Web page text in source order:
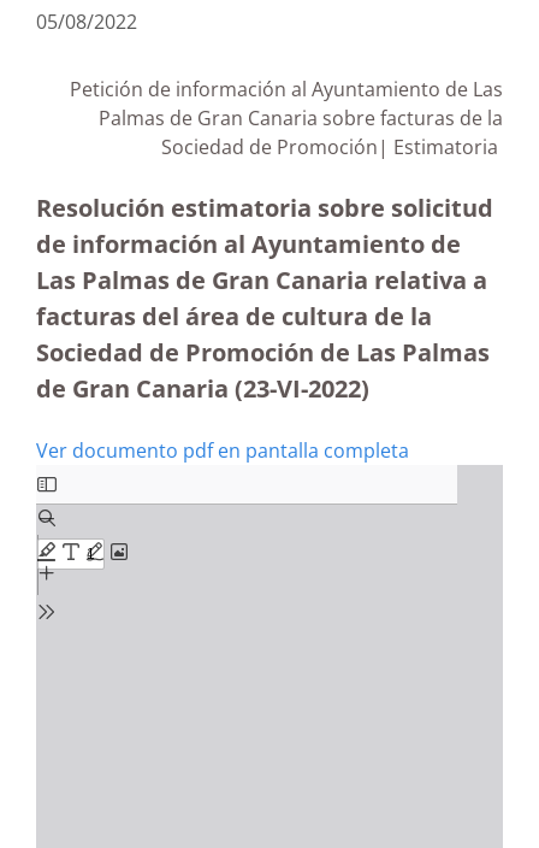
05/08/2022
Petición de información al Ayuntamiento de Las
Palmas de Gran Canaria sobre facturas de la
Sociedad de Promoción| Estimatoria
Resolución estimatoria sobre solicitud
de información al Ayuntamiento de
Las Palmas de Gran Canaria relativa a
facturas del área de cultura de la
Sociedad de Promoción de Las Palmas
de Gran Canaria (23-VI-2022)
Ver documento pdf en pantalla completa